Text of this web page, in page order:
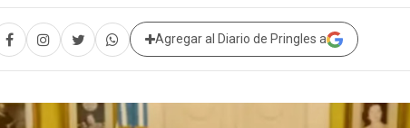
Agregar al Diario de Pringles a